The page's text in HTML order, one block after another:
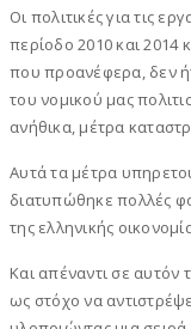
Οι πολιτικές για τις
περίοδο 2010 και 2014
που προανέφερα, δεν
του νομικού μας
ανήθικα, μέτρα
Αυτά τα μέτρα
διατυπώθηκε πολλές
της ελληνικής
Και απέναντι σε αυτόν
ως στόχο να